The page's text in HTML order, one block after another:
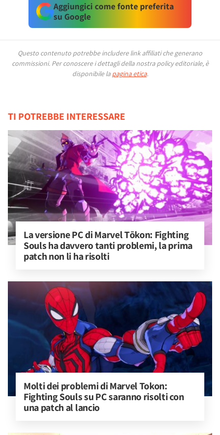
Aggiungici come fonte preferita
su Google
Questo contenuto potrebbe includere link affiliati che generano
commissioni. Per conoscere i dettagli della nostra policy editoriale, è
disponibile la pagina etica.
TI POTREBBE INTERESSARE
La versione PC di Marvel Tōkon: Fighting
Souls ha davvero tanti problemi, la prima
patch non li ha risolti
Molti dei problemi di Marvel Tokon:
Fighting Souls su PC saranno risolti con
una patch al lancio